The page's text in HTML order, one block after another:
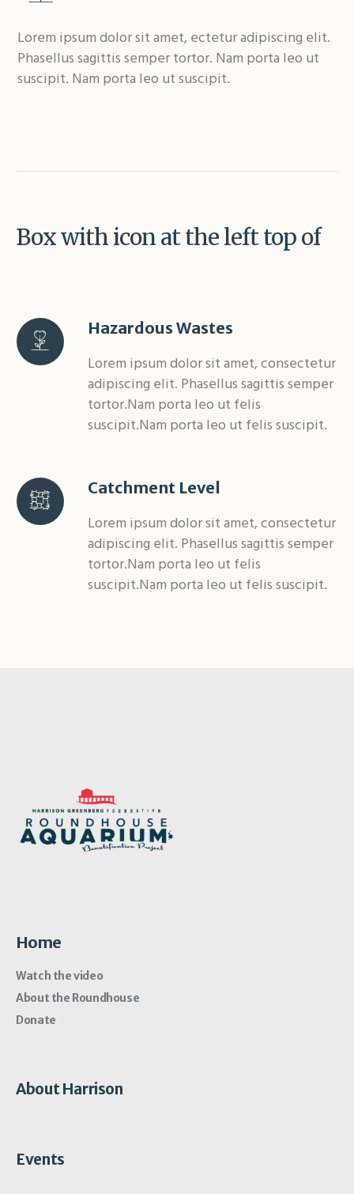
Lorem ipsum dolor sit amet, ectetur adipiscing elit.
Phasellus sagittis semper tortor. Nam porta leo ut
suscipit. Nam porta leo ut suscipit.
Box with icon at the left top of
Hazardous Wastes
Lorem ipsum dolor sit amet, consectetur
adipiscing elit. Phasellus sagittis semper
tortor.Nam porta leo ut felis
suscipit.Nam porta leo ut felis suscipit.
Catchment Level
Lorem ipsum dolor sit amet, consectetur
adipiscing elit. Phasellus sagittis semper
tortor.Nam porta leo ut felis
suscipit.Nam porta leo ut felis suscipit.
Home
Watch the video
About the Roundhouse
Donate
About Harrison
Events